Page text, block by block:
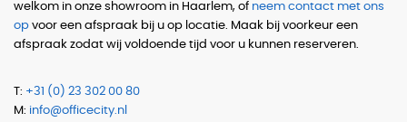
welkom in onze showroom in Haarlem, of neem contact met ons
op voor een afspraak bij u op locatie. Maak bij voorkeur een
afspraak zodat wij voldoende tijd voor u kunnen reserveren.
T: +31 (0) 23 302 00 80
M: info@officecity.nl